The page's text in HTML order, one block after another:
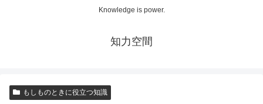
Knowledge is power.
知力空間
もしものときに役立つ知識